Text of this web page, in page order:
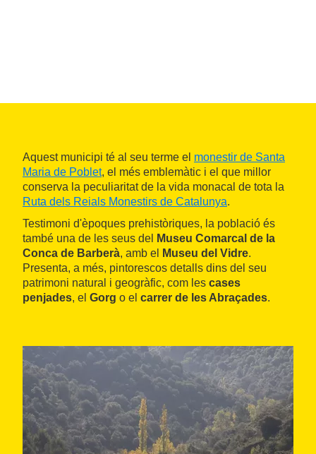
Aquest municipi té al seu terme el monestir de Santa
Maria de Poblet, el més emblemàtic i el que millor
conserva la peculiaritat de la vida monacal de tota la
Ruta dels Reials Monestirs de Catalunya.
Testimoni d'èpoques prehistòriques, la població és
també una de les seus del
Museu Comarcal de la
Conca de Barberà, amb el Museu del Vidre.
Presenta, a més, pintorescos detalls dins del seu
patrimoni natural i geogràfic, com les cases
penjades, el Gorg o el carrer de les Abraçades.